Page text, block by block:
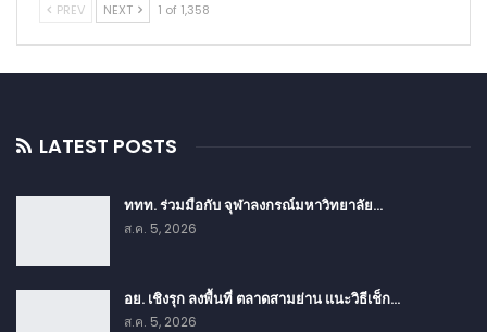
PREV NEXT 1 of 1,358
LATEST POSTS
ททท. ร่วมมือกับ จุฬาลงกรณ์มหาวิทยาลัย…
ส.ค. 5, 2026
อย. เชิงรุก ลงพื้นที่ ตลาดสามย่าน แนะวิธีเช็ก…
ส.ค. 5, 2026